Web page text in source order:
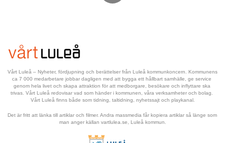
Vårt Luleå – Nyheter, fördjupning och berättelser från Luleå kommunkoncern. Kommunens
ca 7 000 medarbetare jobbar dagligen med att bygga ett hållbart samhälle, ge service
genom hela livet och skapa attraktion för att medborgare, besökare och inflyttare ska
trivas. Vårt Luleå redovisar vad som händer i kommunen, våra verksamheter och bolag.
Vårt Luleå finns både som tidning, taltidning, nyhetssajt och playkanal.
Det är fritt att länka till artiklar och filmer. Andra massmedia får kopiera artiklar så länge som
man anger källan vartlulea.se, Luleå kommun.